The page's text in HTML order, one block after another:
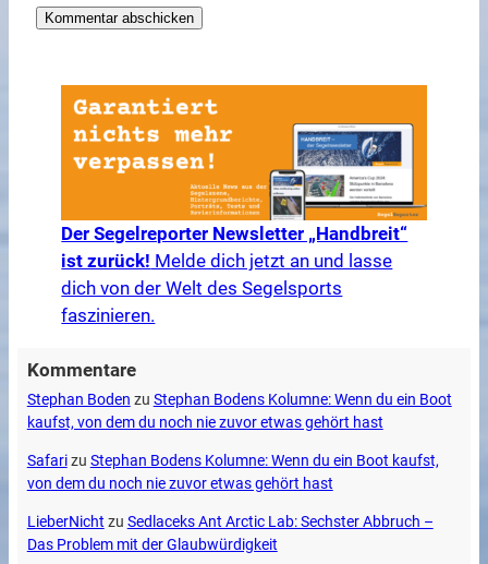
Der Segelreporter Newsletter „Handbreit“
ist zurück! Melde dich jetzt an und lasse
dich von der Welt des Segelsports
faszinieren.
Kommentare
Stephan Boden zu Stephan Bodens Kolumne: Wenn du ein Boot
kaufst, von dem du noch nie zuvor etwas gehört hast
Safarizu Stephan Bodens Kolumne: Wenn du ein Boot kaufst,
von dem du noch nie zuvor etwas gehört hast
LieberNicht zu Sedlaceks Ant Arctic Lab: Sechster Abbruch –
Das Problem mit der Glaubwürdigkeit